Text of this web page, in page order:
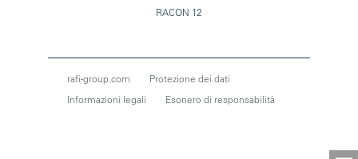
RACON 12
rafi-group.com
Protezione dei dati
Informazioni legali
Esonero di responsabilità